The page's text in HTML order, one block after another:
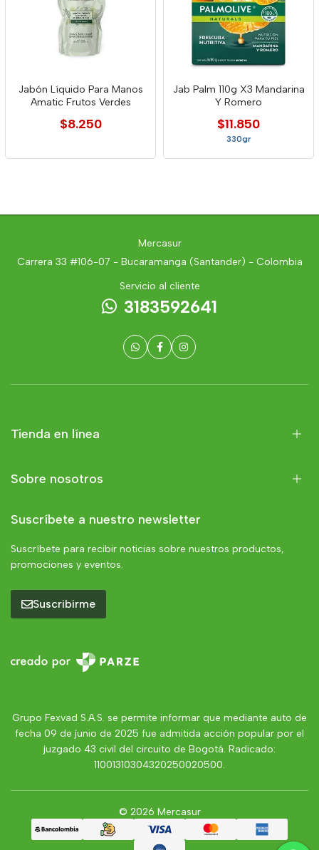
Jabón Líquido Para Manos
Amatic Frutos Verdes
$8.250
Jab Palm 110g X3 Mandarina
Y Romero
$11.850
330gr
Mercasur
Carrera 33 #106-07 - Bucaramanga (Santander) - Colombia
Servicio al cliente
3183592641
Tienda en línea
Sobre nosotros
Suscríbete a nuestro newsletter
Suscríbete para recibir noticias sobre nuestros productos,
promociones y eventos.
Suscribirme
Grupo Fexvad S.A.S. se permite informar que mediante auto de
fecha 09 de junio de 2025 fue admitida acción popular por el
juzgado 43 civil del circuito de Bogotá. Radicado:
11001310304320250020500.
© 2026 Mercasur